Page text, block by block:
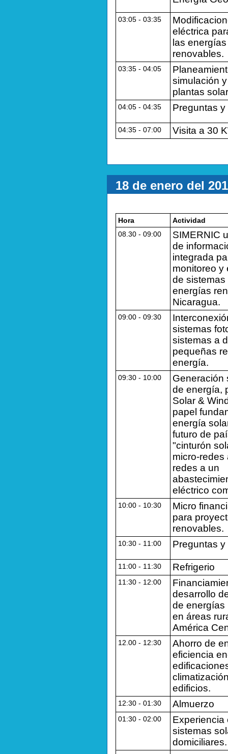
03:05 ‐ 03:35
eléctrica
las energías
renovables.
03:35 ‐ 04:05
simulación
plantas
04:05 ‐ 04:35 Preguntas
04:35 ‐ 07:00 Visita a 30
18 de enero del
Hora
Actividad
08.30 ‐ 09:00
SIMERNIC
de
integrada
monitoreo y
de sistemas
energías
Nicaragua.
09:00 ‐ 09:30
sistemas
sistemas a
pequeñas
energía.
09:30 ‐ 10:00
Generación
de energía,
Solar &
papel
energía
futuro de
"cinturón
micro-redes
redes a un
eléctrico
10:00 ‐ 10:30
Micro
para
renovables.
10:30 ‐ 11:00 Preguntas
11:00 ‐ 11:30 Refrigerio
11:30 ‐ 12:00
desarrollo
de energías
en áreas
América
12.00 ‐ 12:30
Ahorro de
eficiencia
edificios.
12:30 ‐ 01:30 Almuerzo
01:30 ‐ 02:00
Experiencia
sistemas
domiciliares.